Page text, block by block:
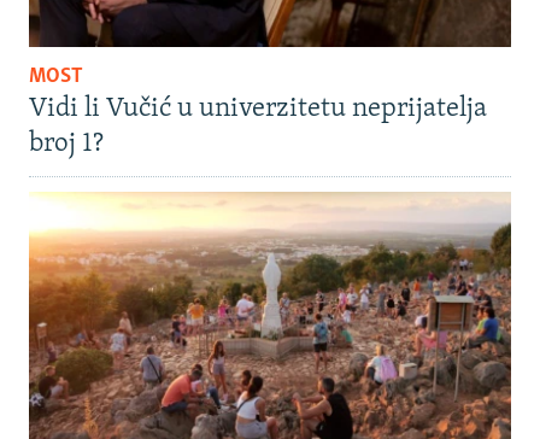
MOST
Vidi li Vučić u univerzitetu neprijatelja
broj 1?